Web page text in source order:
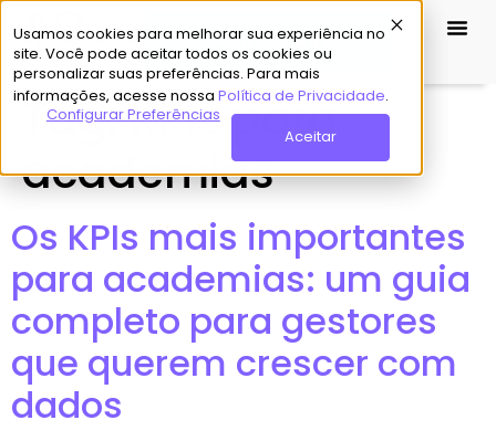
Usamos cookies para melhorar sua experiência no
site. Você pode aceitar todos os cookies ou
personalizar suas preferências. Para mais
informações, acesse nossa Política de Privacidade.
Configurar Preferências
Aceitar
Demo Grátis
Tag:KPIs para
academias
Os KPIs mais importantes
para academias: um guia
completo para gestores
que querem crescer com
dados